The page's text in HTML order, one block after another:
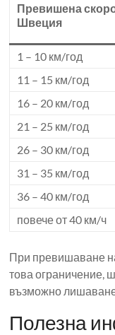
Превишена
Швеция
1 – 10 км/год
11 – 15 км/год
16 – 20 км/год
21 – 25 км/год
26 – 30 км/год
31 – 35 км/год
36 – 40 км/год
повече от 40 км/ч
При превишаване
това ограничение,
възможно
Полезна